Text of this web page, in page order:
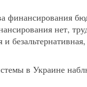
финансирования
нет,
в Украине